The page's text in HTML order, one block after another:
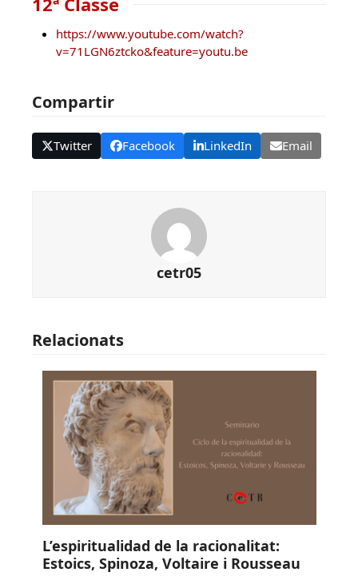
https://www.youtube.com/watch?
v=71LGN6ztcko&feature=youtu.be
Compartir
Twitter Facebook LinkedIn Email
cetr05
Relacionats
L’espiritualidad de la racionalitat:
Estoics, Spinoza, Voltaire i Rousseau